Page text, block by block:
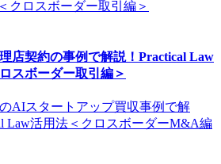
店契約の事例で解説！Practical Law
スボーダー取引編＞